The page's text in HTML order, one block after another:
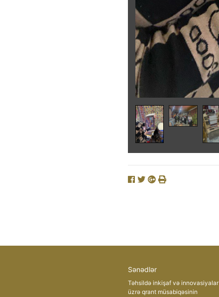
Sənədlər
Təhsildə inkişaf və innovasiyalar
üzrə qrant müsabiqəsinin